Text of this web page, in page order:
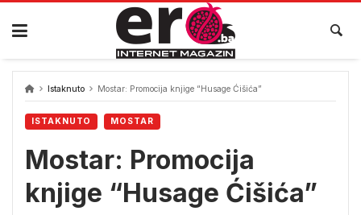
Skip
content
Istaknuto Mostar: Promocija knjige “Husage Ćišića”
ISTAKNUTO MOSTAR
Mostar: Promocija
knjige “Husage Ćišića”